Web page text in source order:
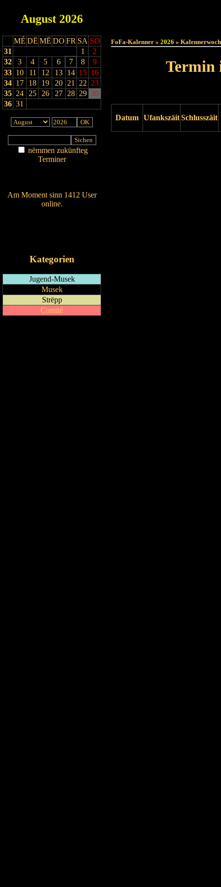
August 2026
MÉ DË MË DO FR SA SO
31
1
2
32
3 4 5 6 7 8
9
33 10 11 12 13 14 15 16
34 17 18 19 20 21 22 23
35 24 25 26 27 28 29 30
36 31
nëmmen zukünfteg
Terminer
Am Moment sinn 1412 User
online.
Kategorien
Jugend-Musek
Musek
Strëpp
Comité
FoFa-Kalenner » 2026 »
Termin
Datum UfankszäitSchlusszäit